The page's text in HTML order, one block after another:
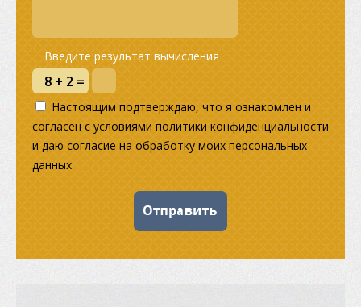
Введите результат вычисления
Настоящим подтверждаю, что я ознакомлен и
согласен с условиями политики конфиденциальности
и даю согласие на обработку моих персональных
данных